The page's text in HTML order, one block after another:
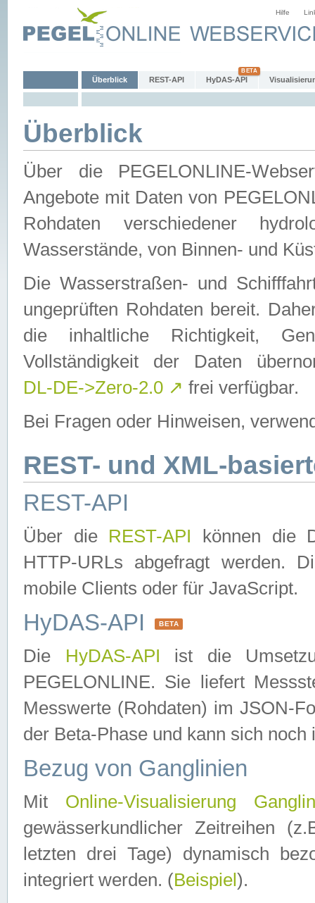
Hilfe
Überblick REST-API HyDAS-API
Überblick
Über die PEGELONLINE-
Angebote mit Daten von
Rohdaten verschiedener
Wasserstände, von Binnen- und
Die Wasserstraßen- und
ungeprüften Rohdaten bereit.
die inhaltliche Richtigkeit,
Vollständigkeit der Daten
DL-DE->Zero-2.0 ↗ frei verfügbar.
Bei Fragen oder Hinweisen,
REST- und XML-
REST-API
Über die REST-API können die
HTTP-URLs abgefragt werden.
mobile Clients oder für JavaScript.
HyDAS-API BETA
Die HyDAS-API ist die
PEGELONLINE. Sie liefert
Messwerte (Rohdaten) im JSON-
der Beta-Phase und kann sich noch
Bezug von Ganglinien
Mit Online-Visualisierung
gewässerkundlicher Zeitreihen
letzten drei Tage) dynamisch
integriert werden. (Beispiel ).